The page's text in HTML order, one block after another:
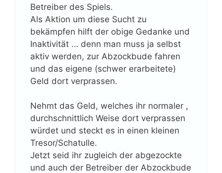
Betreiber des Spiels.
Als Aktion um diese Sucht zu
bekämpfen hilft der obige Gedanke und
Inaktivität … denn man muss ja selbst
aktiv werden, zur Abzockbude fahren
und das eigene (schwer erarbeitete)
Geld dort verprassen.
Nehmt das Geld, welches ihr normaler ,
durchschnittlich Weise dort verprassen
würdet und steckt es in einen kleinen
Tresor/Schatulle.
Jetzt seid ihr zugleich der abgezockte
und auch der Betreiber der Abzockbude